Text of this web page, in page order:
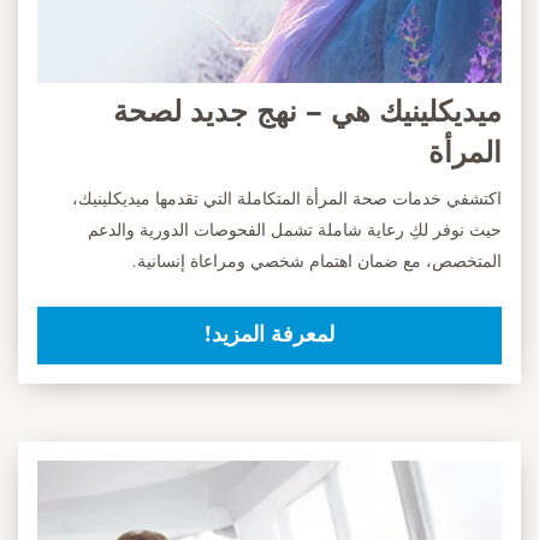
ميديكلينيك هي – نهج جديد لصحة
المرأة
اكتشفي خدمات صحة المرأة المتكاملة التي تقدمها ميديكلينيك،
حيث نوفر لكِ رعاية شاملة تشمل الفحوصات الدورية والدعم
المتخصص، مع ضمان اهتمام شخصي ومراعاة إنسانية.
لمعرفة المزيد!